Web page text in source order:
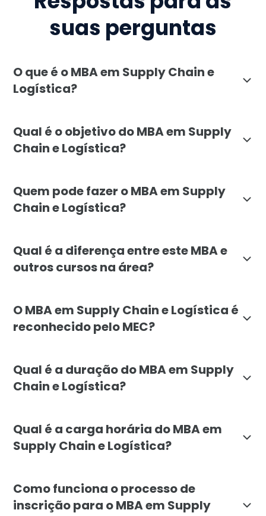
suas perguntas
O que é o MBA em Supply Chain e
Logística?
Qual é o objetivo do MBA em Supply
Chain e Logística?
Quem pode fazer o MBA em Supply
Chain e Logística?
Qual é a diferença entre este MBA e
outros cursos na área?
O MBA em Supply Chain e Logística é
reconhecido pelo MEC?
Qual é a duração do MBA em Supply
Chain e Logística?
Qual é a carga horária do MBA em
Supply Chain e Logística?
Como funciona o processo de
inscrição para o MBA em Supply